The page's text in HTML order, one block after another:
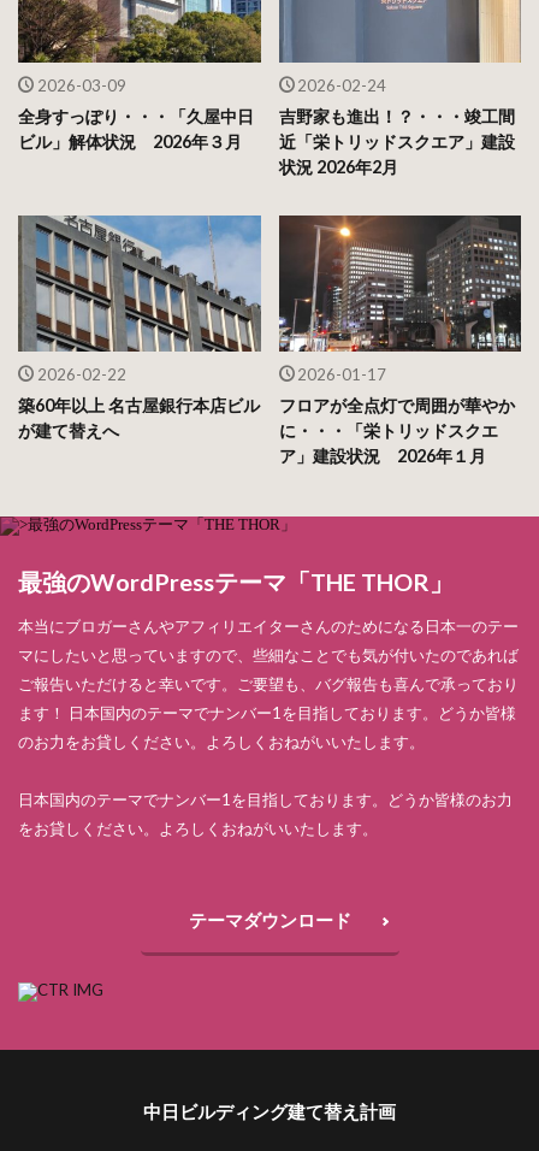
2026-03-09
全身すっぽり・・・「久屋中日
ビル」解体状況 2026年３月
2026-02-24
吉野家も進出！？・・・竣工間
近「栄トリッドスクエア」建設
状況 2026年2月
2026-02-22
築60年以上 名古屋銀行本店ビル
が建て替えへ
2026-01-17
フロアが全点灯で周囲が華やか
に・・・「栄トリッドスクエ
ア」建設状況 2026年１月
最強のWordPressテーマ「THE THOR」
本当にブロガーさんやアフィリエイターさんのためになる日本一のテー
マにしたいと思っていますので、些細なことでも気が付いたのであれば
ご報告いただけると幸いです。ご要望も、バグ報告も喜んで承っており
ます！ 日本国内のテーマでナンバー1を目指しております。どうか皆様
のお力をお貸しください。よろしくおねがいいたします。
日本国内のテーマでナンバー1を目指しております。どうか皆様のお力
をお貸しください。よろしくおねがいいたします。
テーマダウンロード
中日ビルディング建て替え計画